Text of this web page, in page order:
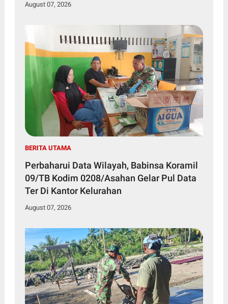
August 07, 2026
BERITA UTAMA
Perbaharui Data Wilayah, Babinsa Koramil
09/TB Kodim 0208/Asahan Gelar Pul Data
Ter Di Kantor Kelurahan
August 07, 2026